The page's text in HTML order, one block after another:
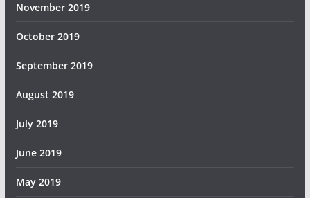
November 2019
October 2019
September 2019
August 2019
July 2019
June 2019
May 2019